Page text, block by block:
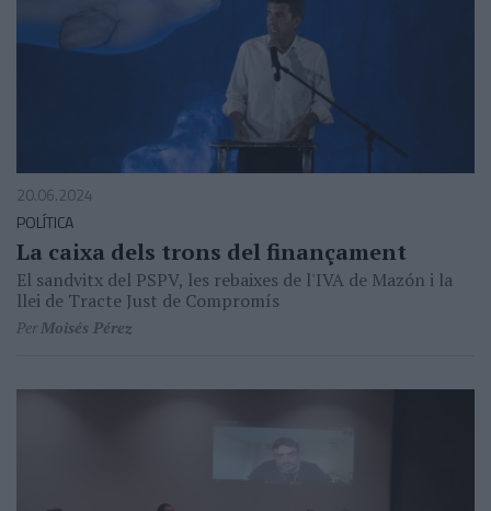
20.06.2024
POLÍTICA
La caixa dels trons del finançament
El sandvitx del PSPV, les rebaixes de l'IVA de Mazón i la
llei de Tracte Just de Compromís
PerMoisés Pérez